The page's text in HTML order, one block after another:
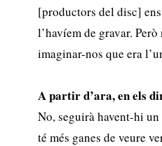
[productors del disc]
l’havíem de gravar.
imaginar-nos que era
A partir d’ara, en els
No, seguirà havent-hi
té més ganes de veure